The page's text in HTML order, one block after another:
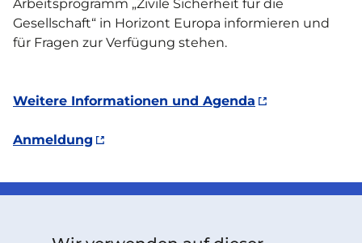
Arbeitsprogramm „Zivile Sicherheit für die
Gesellschaft“ in Horizont Europa informieren und
für Fragen zur Verfügung stehen.
Weitere Informationen und Agenda
Anmeldung